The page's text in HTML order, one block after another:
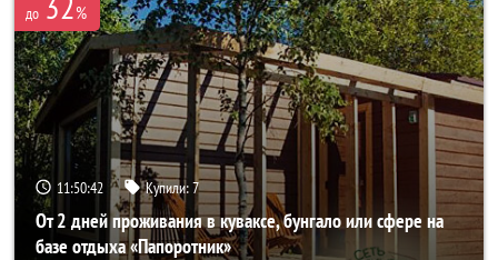
до %
11:50:42 Купили:7
От 2 дней проживания в куваксе, бунгало или сфере на
базе отдыха «Папоротник»